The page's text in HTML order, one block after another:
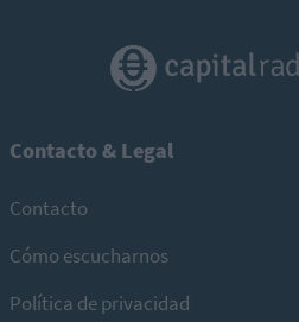
Contacto & Legal
Contacto
Cómo escucharnos
Política de privacidad